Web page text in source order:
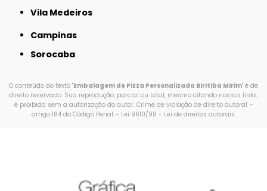
Vila Medeiros
Campinas
Sorocaba
O conteúdo do texto "Embalagem de Pizza Personalizada Biritiba Mirim" é de
direito reservado. Sua reprodução, parcial ou total, mesmo citando nossos links,
é proibida sem a autorização do autor. Crime de violação de direito autoral –
artigo 184 do Código Penal – Lei 9610/98 - Lei de direitos autorais.